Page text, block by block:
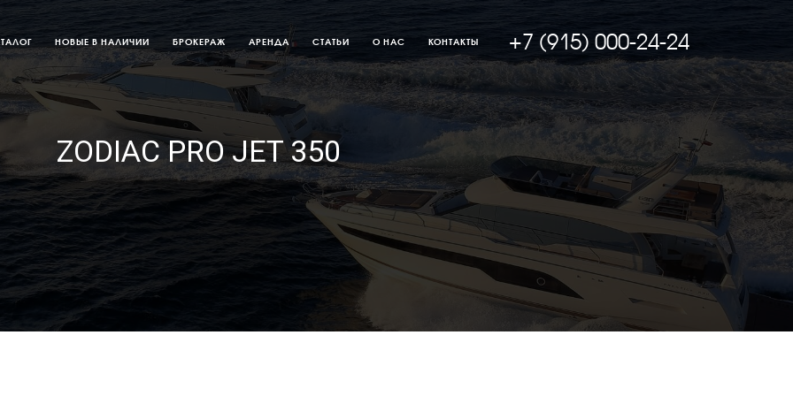
НОВЫЕ В НАЛИЧИИ БРОКЕРАЖ АРЕНДА СТАТЬИ О НАС КОНТАКТЫ +7 (915) 000-24-24
ZODIAC PRO JET 350